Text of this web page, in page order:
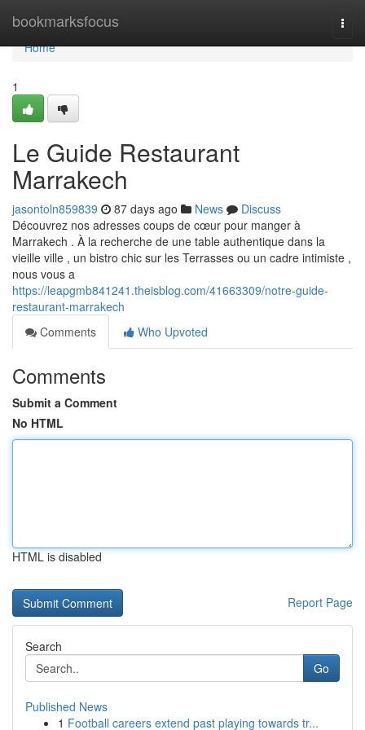
bookmarksfocus
Home
Home
1
Le Guide Restaurant
Marrakech
jasontoln859839 87 days ago News
Discuss
Découvrez nos adresses coups de cœur pour manger à
Marrakech . À la recherche de une table authentique dans la
vieille ville , un bistro chic sur les Terrasses ou un cadre intimiste ,
nous vous a
https://leapgmb841241.theisblog.com/41663309/notre-guide-
restaurant-marrakech
Comments
Who Upvoted
Comments
Submit a Comment
No HTML
HTML is disabled
Report Page
Search
Go
Published News
1 Football careers extend past playing towards tr...